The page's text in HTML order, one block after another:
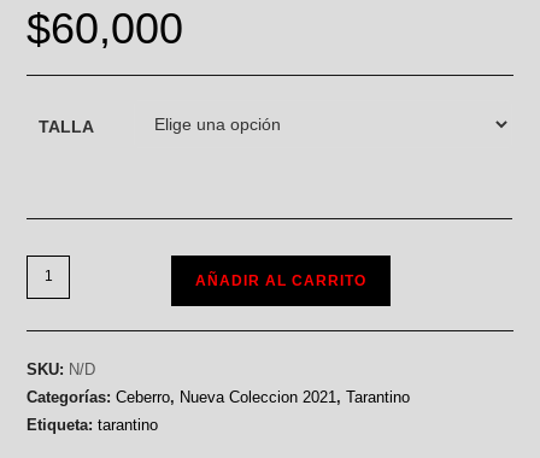
$60,000
TALLA
AÑADIR AL CARRITO
SKU: N/D
Categorías:Ceberro, Nueva Coleccion 2021 ,Tarantino
Etiqueta:tarantino